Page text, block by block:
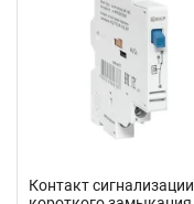
Контакт сигнализации